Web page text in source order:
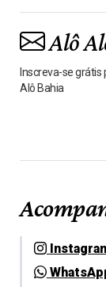
Alô
Inscreva-se
Alô Bahia